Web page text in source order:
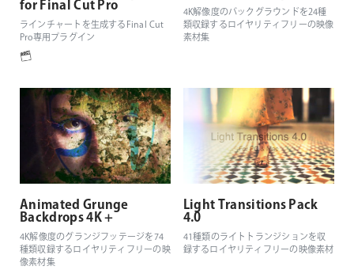
for Final Cut Pro
ラインチャートを生成するFinal Cut
Pro専用プラグイン
4K解像度のバックグラウンドを24種
類収録するロイヤリティフリーの映像
素材集
Animated Grunge
Backdrops 4K +
4K解像度のグランジフッテージを74
種類収録するロイヤリティフリーの映
像素材集
Light Transitions Pack
4.0
41種類のライトトランジションを収
録するロイヤリティフリーの映像素材